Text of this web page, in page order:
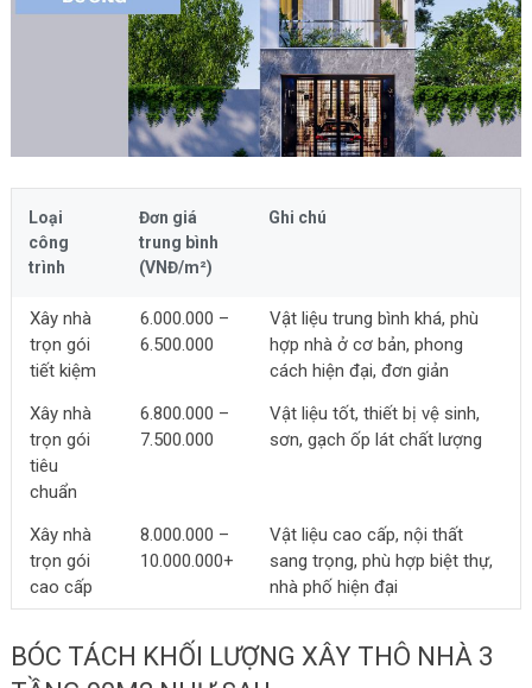
Loại
công
trình
Đơn giá
trung bình
(VNĐ/m²)
Ghi chú
Xây nhà
trọn gói
tiết kiệm
6.000.000 –
6.500.000
Vật liệu trung bình khá, phù
hợp nhà ở cơ bản, phong
cách hiện đại, đơn giản
Xây nhà
trọn gói
tiêu
chuẩn
6.800.000 –
7.500.000
Vật liệu tốt, thiết bị vệ sinh,
sơn, gạch ốp lát chất lượng
Xây nhà
trọn gói
cao cấp
8.000.000 –
10.000.000+
Vật liệu cao cấp, nội thất
sang trọng, phù hợp biệt thự,
nhà phố hiện đại
BÓC TÁCH KHỐI LƯỢNG XÂY THÔ NHÀ 3